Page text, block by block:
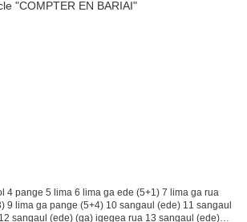
4 pange 5 lima 6 lima ga ede (5+1) 7 lima ga rua
9 lima ga pange (5+4) 10 sangaul (ede) 11 sangaul
sangaul (ede) (ga) igegea rua 13 sangaul (ede)